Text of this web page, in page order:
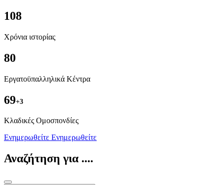
108
Χρόνια ιστορίας
80
Εργατοϋπαλληλικά Κέντρα
69+3
Kλαδικές Ομοσπονδίες
Ενημερωθείτε Ενημερωθείτε
Αναζήτηση για ....